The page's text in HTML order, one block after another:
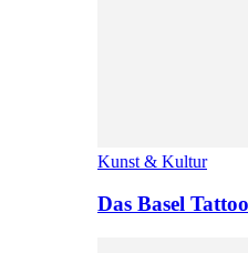
Kunst & Kultur
Das Basel